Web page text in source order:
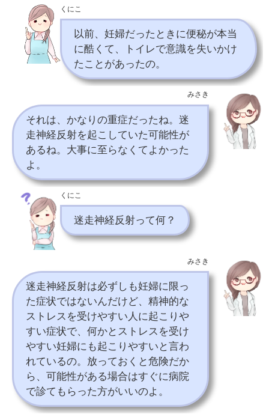
くにこ
以前、妊婦だったときに便秘が本当
に酷くて、トイレで意識を失いかけ
たことがあったの。
みさき
それは、かなりの重症だったね。迷
走神経反射を起こしていた可能性が
あるね。大事に至らなくてよかった
よ。
くにこ
迷走神経反射って何？
みさき
迷走神経反射は必ずしも妊婦に限っ
た症状ではないんだけど、精神的な
ストレスを受けやすい人に起こりや
すい症状で、何かとストレスを受け
やすい妊婦にも起こりやすいと言わ
れているの。放っておくと危険だか
ら、可能性がある場合はすぐに病院
で診てもらった方がいいのよ。